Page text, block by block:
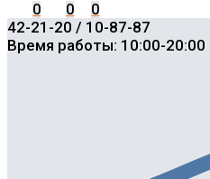
0 0 0
42-21-20 / 10-87-87
Время работы: 10:00-20:00